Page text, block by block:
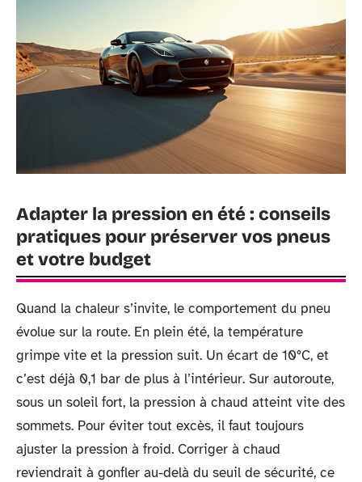
Adapter la pression en été : conseils
pratiques pour préserver vos pneus
et votre budget
Quand la chaleur s’invite, le comportement du pneu
évolue sur la route. En plein été, la température
grimpe vite et la pression suit. Un écart de 10°C, et
c’est déjà 0,1 bar de plus à l’intérieur. Sur autoroute,
sous un soleil fort, la pression à chaud atteint vite des
sommets. Pour éviter tout excès, il faut toujours
ajuster la pression à froid. Corriger à chaud
reviendrait à gonfler au-delà du seuil de sécurité, ce